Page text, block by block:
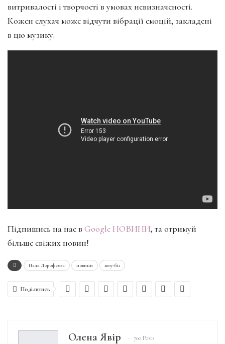
витривалості і творчості в умовах невизначеності.
Кожен слухач може відчути вібрації емоцій, закладені
в цю музику.
Підпишись на нас в Google НОВИНИ, та отримуй
більше свіжих новин!
Надя Дорофеєва новини шоу-біз
Поділитись
Олена Явір 700 Posts